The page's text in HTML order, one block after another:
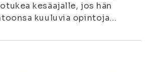
kesäajalle, jos hän
kuuluvia opintoja...